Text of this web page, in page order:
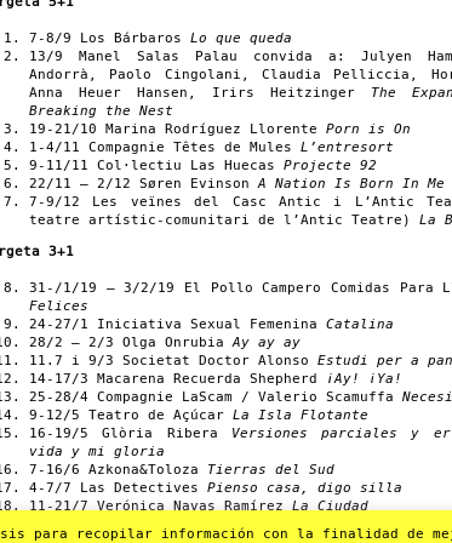
7-8/9 Los Bárbaros Lo que queda
13/9 Manel Salas Palau convida a: Julyen
Andorrà, Paolo Cingolani, Claudia Pelliccia,
Anna Heuer Hansen, Irirs Heitzinger The
Breaking the Nest
19-21/10 Marina Rodríguez Llorente Porn is On
1-4/11 Compagnie Têtes de Mules L’entresort
9-11/11 Col·lectiu Las Huecas Projecte 92
22/11 – 2/12 Søren EvinsonA Nation Is Born In Me
7-9/12 Les veïnes del Casc Antic i L’Antic
teatre artístic-comunitari de l’Antic Teatre) La
3+1
31-/1/19 – 3/2/19 El Pollo Campero Comidas Para
Felices
24-27/1 Iniciativa Sexual Femenina Catalina
28/2 – 2/3 Olga OnrubiaAy ay ay
11.7 i 9/3 Societat Doctor Alonso Estudi per a
14-17/3 Macarena Recuerda Shepherd
¡Ay! ¡Ya!
25-28/4 Compagnie LaScam / Valerio Scamuffa
9-12/5 Teatro de Açúcar La Isla Flotante
16-19/5 Glòria Ribera Versiones parciales y
vida y mi gloria
7-16/6 Azkona&Toloza Tierras del Sud
4-7/7 Las Detectives Pienso casa, digo silla
11-21/7 Verónica Navas Ramírez La Ciudad
22/11 – 2/12 Søren Evinson
para recopilar información con la finalidad de